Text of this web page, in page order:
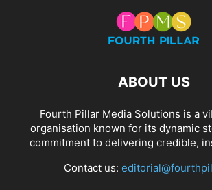
ABOUT US
Fourth Pillar Media Solutions is a
organisation known for its dynamic
commitment to delivering credible,
Contact us: